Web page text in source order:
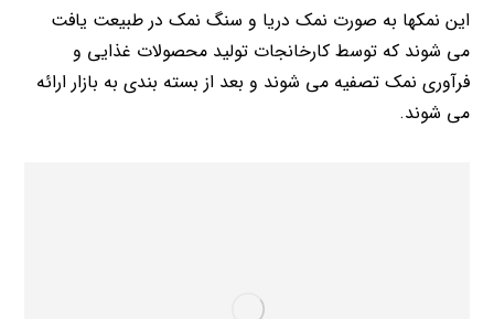
این نمکها به صورت نمک دریا و سنگ نمک در طبیعت یافت
می شوند که توسط کارخانجات تولید محصولات غذایی و
فرآوری نمک تصفیه می شوند و بعد از بسته بندی به بازار ارائه
می شوند.